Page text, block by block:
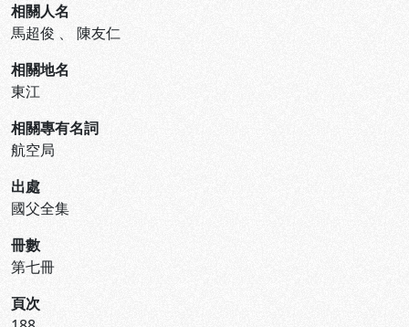
相關人名
馬超俊 、 陳友仁
相關地名
東江
相關專有名詞
航空局
出處
國父全集
冊數
第七冊
頁次